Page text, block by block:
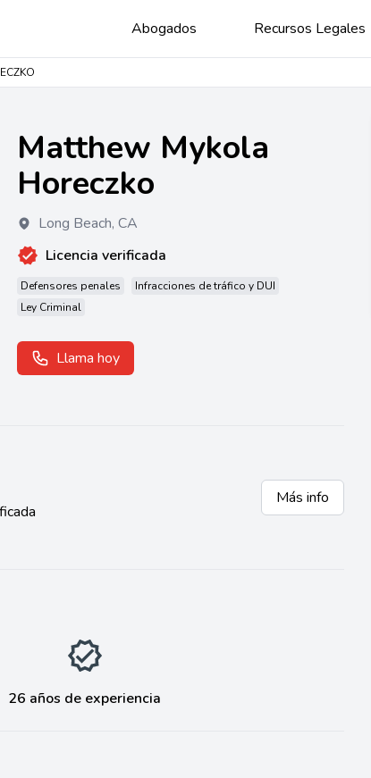
Abogados Recursos Legales
Matthew Mykola
Horeczko
Long Beach,CA
Licencia verificada
Defensores penales
Infracciones de tráfico y DUI
Ley Criminal
Llama hoy
Más info
26 años de experiencia